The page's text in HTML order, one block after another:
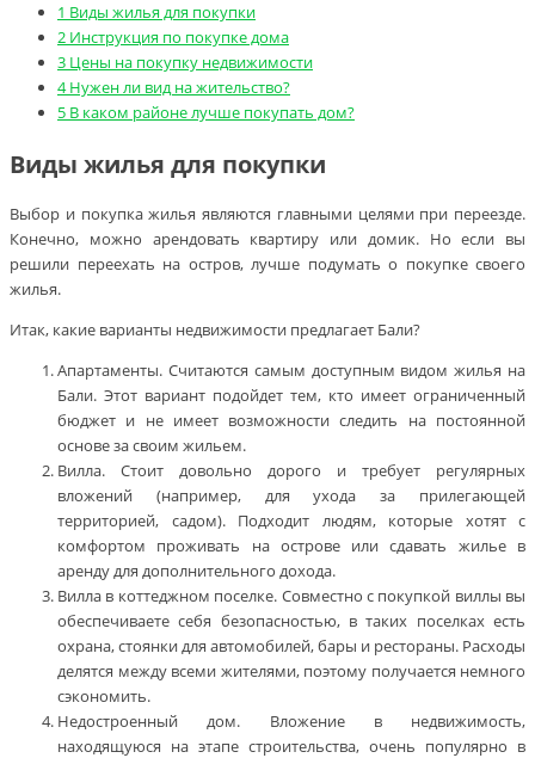
1 Виды жилья для покупки
2 Инструкция по покупке дома
3 Цены на покупку недвижимости
4Нужен ли вид на жительство?
5 В каком районе лучше покупать дом?
Виды жилья для покупки
Выбор и покупка жилья являются главными целями при переезде.
Конечно, можно арендовать квартиру или домик. Но если вы
решили переехать на остров, лучше подумать о покупке своего
жилья.
Итак, какие варианты недвижимости предлагает Бали?
Апартаменты. Считаются самым доступным видом жилья на
Бали. Этот вариант подойдет тем, кто имеет ограниченный
бюджет и не имеет возможности следить на постоянной
основе за своим жильем.
Вилла. Стоит довольно дорого и требует регулярных
вложений (например, для ухода за прилегающей
территорией, садом). Подходит людям, которые хотят с
комфортом проживать на острове или сдавать жилье в
аренду для дополнительного дохода.
Вилла в коттеджном поселке. Совместно с покупкой виллы вы
обеспечиваете себя безопасностью, в таких поселках есть
охрана, стоянки для автомобилей, бары и рестораны. Расходы
делятся между всеми жителями, поэтому получается немного
сэкономить.
Недостроенный дом. Вложение в недвижимость,
находящуюся на этапе строительства, очень популярно в